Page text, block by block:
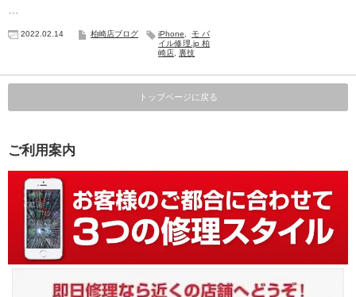
2022.02.14 柏崎店ブログ iPhone
モバ
イル修理.jp 柏
崎店 裏技
トップページに戻る
ご利用案内